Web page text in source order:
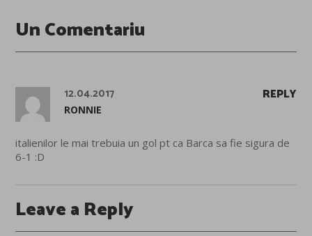
Un Comentariu
REPLY
12.04.2017
RONNIE
italienilor le mai trebuia un gol pt ca Barca sa fie sigura de
6-1 :D
Leave a Reply